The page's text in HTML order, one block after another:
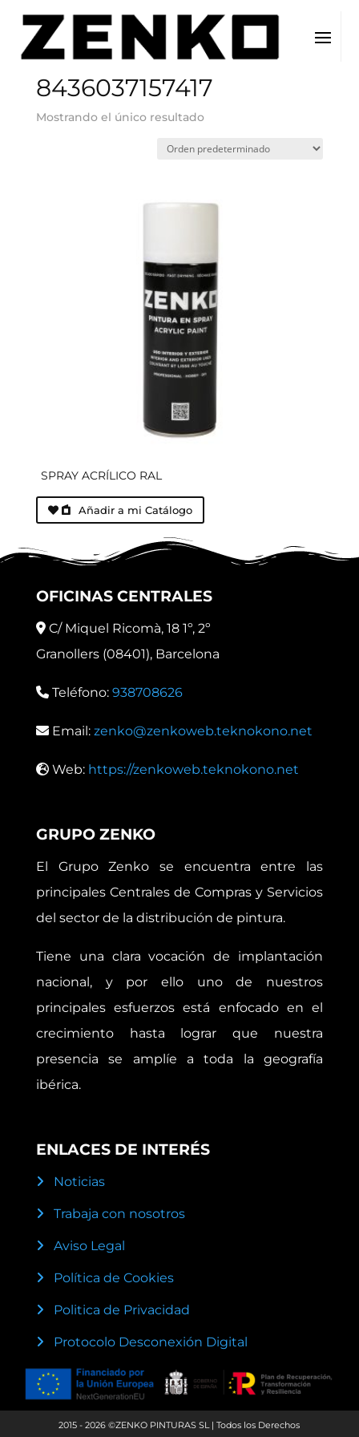
Inicio / EAN del producto / 8436037157417
8436037157417
Mostrando el único resultado
SPRAY ACRÍLICO RAL
Añadir a mi Catálogo
OFICINAS CENTRALES
C/ Miquel Ricomà, 18 1º, 2º
Granollers (08401), Barcelona
Teléfono: 938708626
Email: zenko@zenkoweb.teknokono.net
Web: https://zenkoweb.teknokono.net
GRUPO ZENKO
El Grupo Zenko se encuentra entre las
principales Centrales de Compras y Servicios
del sector de la distribución de pintura.
Tiene una clara vocación de implantación
nacional, y por ello uno de nuestros
principales esfuerzos está enfocado en el
crecimiento hasta lograr que nuestra
presencia se amplíe a toda la geografía
ibérica.
ENLACES DE INTERÉS
Noticias
Trabaja con nosotros
Aviso Legal
Política de Cookies
Politica de Privacidad
Protocolo Desconexión Digital
2015 - 2026 ©ZENKO PINTURAS SL | Todos los Derechos